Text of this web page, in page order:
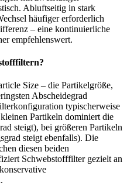
Abluftseitig in stark
häufiger erforderlich
– eine kontinuierliche
empfehlenswert.
Size – die Partikelgröße,
Abscheidegrad
typischerweise
Partikeln dominiert die
steigt), bei größeren Partikeln
steigt ebenfalls). Die
diesen beiden
Schwebstofffilter gezielt an